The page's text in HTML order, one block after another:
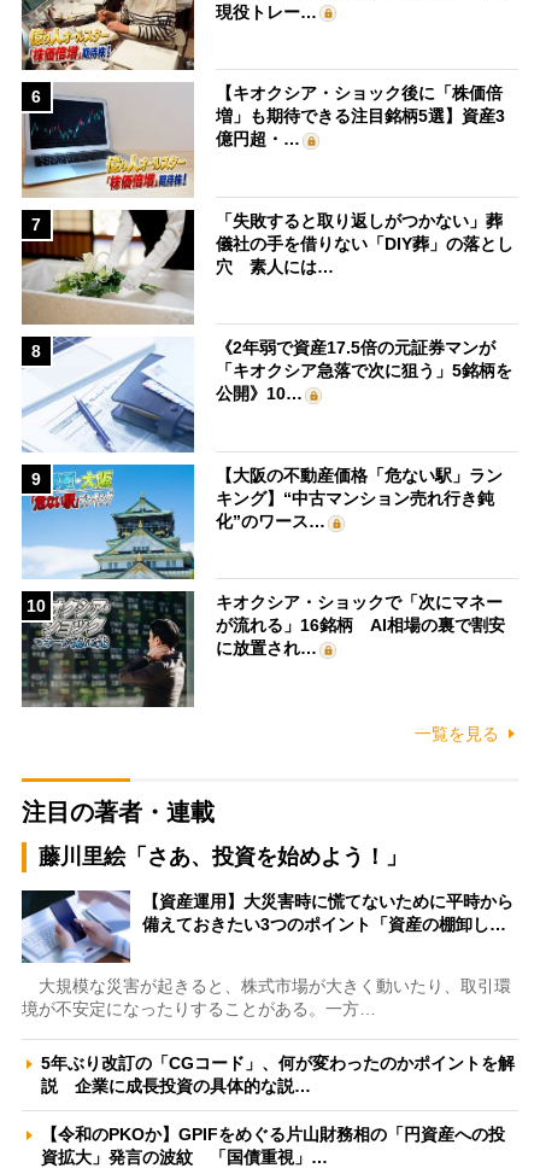
現役トレー…
6
【キオクシア・ショック後に「株価倍
増」も期待できる注目銘柄5選】資産3
億円超・…
7
「失敗すると取り返しがつかない」葬
儀社の手を借りない「DIY葬」の落とし
穴 素人には…
8
《2年弱で資産17.5倍の元証券マンが
「キオクシア急落で次に狙う」5銘柄を
公開》10…
9
【大阪の不動産価格「危ない駅」ラン
キング】“中古マンション売れ行き鈍
化”のワース…
10
キオクシア・ショックで「次にマネー
が流れる」16銘柄 AI相場の裏で割安
に放置され…
一覧を見る
注目の著者・連載
藤川里絵「さあ、投資を始めよう！」
【資産運用】大災害時に慌てないために平時から
備えておきたい3つのポイント「資産の棚卸し…
大規模な災害が起きると、株式市場が大きく動いたり、取引環
境が不安定になったりすることがある。一方…
5年ぶり改訂の「CGコード」、何が変わったのかポイントを解
説 企業に成長投資の具体的な説…
【令和のPKOか】GPIFをめぐる片山財務相の「円資産への投
資拡大」発言の波紋 「国債重視」…